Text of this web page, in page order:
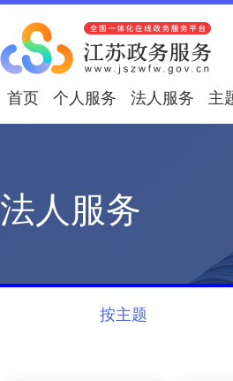
首页 个人服务 法人服务 主
法人服务
按主题